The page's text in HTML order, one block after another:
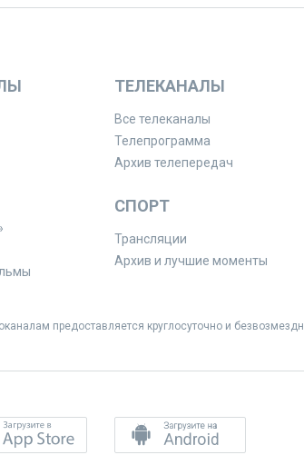
ТЕЛЕКАНАЛЫ
Все телеканалы
Телепрограмма
Архив телепередач
СПОРТ
Трансляции
Архив и лучшие моменты
предоставляется круглосуточно и